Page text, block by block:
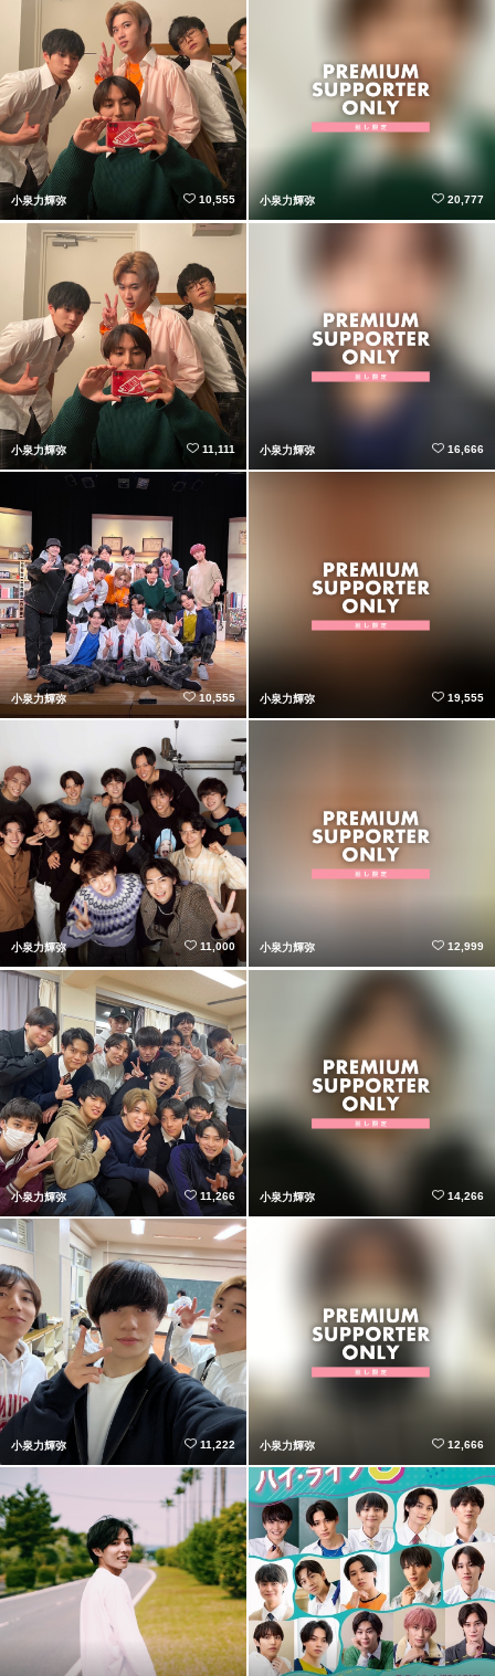
小泉力輝弥 10,555 小泉力輝弥 20,777
小泉力輝弥 11,111 小泉力輝弥 16,666
小泉力輝弥 10,555 小泉力輝弥 19,555
小泉力輝弥 11,000 小泉力輝弥 12,999
小泉力輝弥 11,266 小泉力輝弥 14,266
小泉力輝弥 11,222 小泉力輝弥 12,666